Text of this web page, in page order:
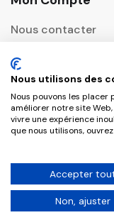
Nous contacter
Informations
Adresse Postale
Copyright ©
Nous utilisons des
Nous pouvons les placer
améliorer notre site
vivre une expérience
que nous utilisons,
Accepter
Non, ajuster